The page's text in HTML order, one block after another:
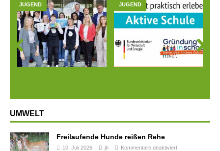
JUGEND JUGEND
Prev
UMWELT
Freilaufende Hunde reißen Rehe
10. Juli 2026 jh Kommentare deaktiviert